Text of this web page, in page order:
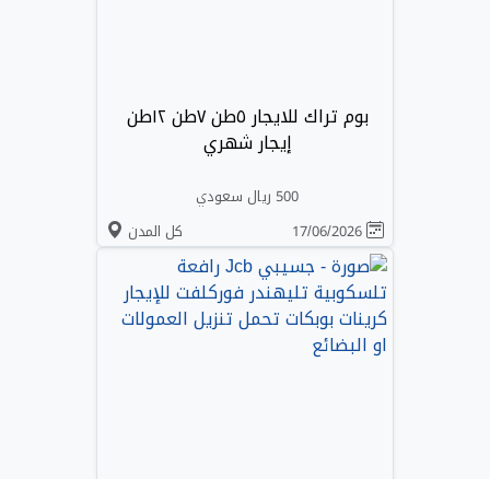
بوم تراك للايجار ٥طن ٧طن ١٢طن
إيجار شهري
500 ريال سعودي
كل المدن